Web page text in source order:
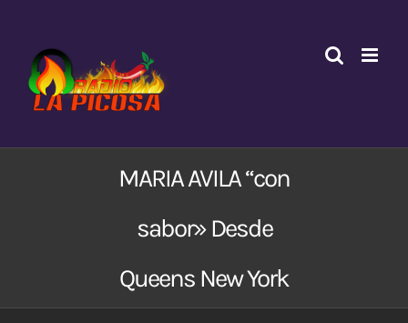
contenido
MARIA AVILA “con
sabor» Desde
Queens New York